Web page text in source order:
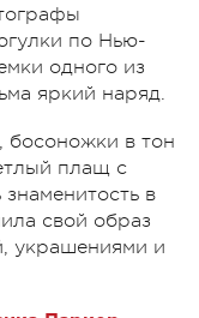
по Нью-
одного из
яркий наряд.
босоножки в тон
плащ с
в
свой образ
украшениями и